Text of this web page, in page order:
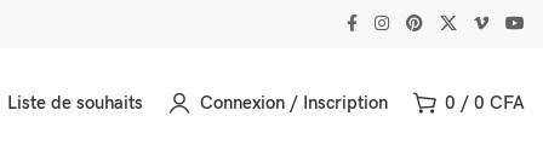
Liste de souhaits Connexion / Inscription 0 / 0 CFA